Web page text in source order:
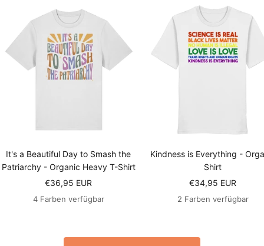
It's a Beautiful Day to Smash the
Patriarchy - Organic Heavy T-Shirt
Angebotspreis
€36,95 EUR
4 Farben verfügbar
Kindness is Everything -
Shirt
Angebotspreis
€34,95 EUR
2 Farben verfügbar